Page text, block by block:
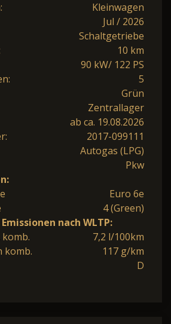
Kleinwagen
Jul / 2026
Schaltgetriebe
10 km
90 kW/ 122 PS
5
Grün
Zentrallager
ab ca. 19.08.2026
2017-099111
Autogas (LPG)
Pkw
Euro 6e
4 (Green)
nach WLTP:
7,2 l/100km
komb.
117 g/km
D